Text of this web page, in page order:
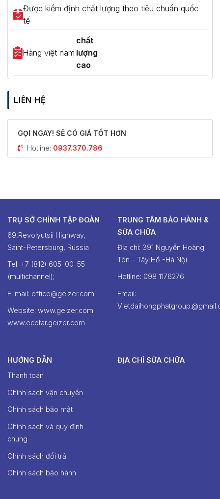
Được kiểm định chất lượng theo tiêu chuẩn quốc
tế
Hàng việt nam
chất
lượng
cao
LIÊN HỆ
GỌI NGAY! SẼ CÓ GIÁ TỐT HƠN
Hotline: 0937.370.786
TRỤ SỞ CHỈNH TẬP ĐOÀN
69,Revolyutsii Highway,
Saint-Petersburg, Russia
Tel: +7 (812) 605-00-55
(multichannel);
E-mail: office@geizer.com
Website: www.geizer.com I
www.ecotar.geizer.com
TRUNG TÂM BẢO HÀNH &
SỬA CHỮA
Địa chỉ: 391 Nguyễn Hoàng
Tôn – Tây Hồ -Hà Nội
Hotline: ‭098 1176276‬
Email:
HƯỚNG DẪN
Thanh toán
Chính sách vận chuyển
Chính sách bảo mật
Chính sách và quy định
chung
Chính sách đổi trả
Chính sách bảo hành
ĐỊA CHỈ SỬA CHỮA